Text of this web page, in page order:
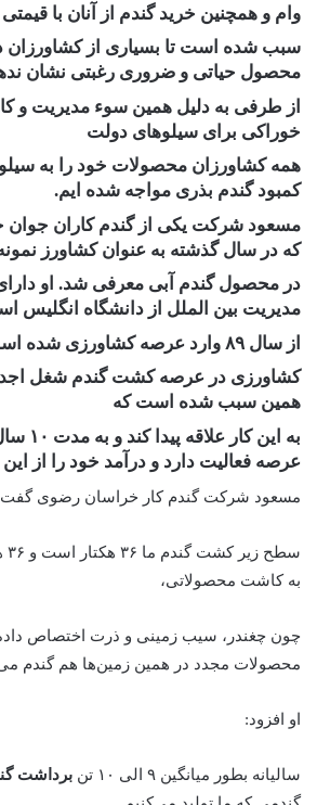
وام و همچنین خرید گندم از آنان با قیمتی
سبب شده است تا بسیاری از کشاورزان
محصول حیاتی و ضروری رغبتی نشان
از طرفی به دلیل همین سوء مدیریت و
خوراکی برای سیلو‌های دولت
همه کشاورزان محصولات خود را به
کمبود گندم بذری مواجه شده ایم.
مسعود شرکت یکی از گندم کاران
که در سال گذشته به عنوان کشاورز
در محصول گندم آبی معرفی شد. او
مدیریت بین الملل از دانشگاه انگلیس
از سال ۸۹ وارد عرصه کشاورزی شده است.
کشاورزی در عرصه کشت گندم شغل
همین سبب شده است که
به این
عرصه فعالیت دارد و درآمد خود را از
مسعود شرکت گندم کار خراسان رضوی
به کاشت محصولاتی،
چون چغندر، سیب زمینی و ذرت اختصاص داده
محصولات مجدد در همین زمین‌ها هم گندم
او افزود:
سالیانه بطور میانگین ۹ الی ۱۰ تن برداشت